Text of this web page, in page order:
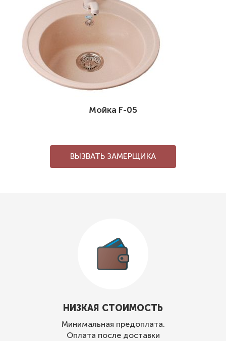
Мойка F-05
ВЫЗВАТЬ ЗАМЕРЩИКА
НИЗКАЯ СТОИМОСТЬ
Минимальная предоплата.
Оплата после доставки